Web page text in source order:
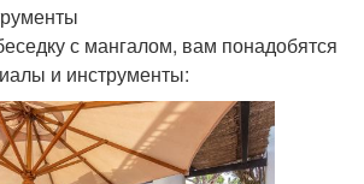
с мангалом, вам понадобятся
и инструменты: